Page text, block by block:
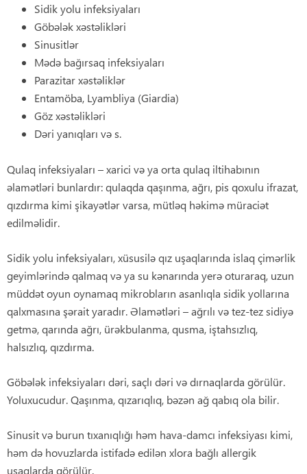
Sidik yolu infeksiyaları
Göbələk xəstəlikləri
Sinusitlər
Mədə bağırsaq infeksiyaları
Parazitar xəstəliklər
Entamöba, Lyambliya (Giardia)
Göz xəstəlikləri
Dəri yanıqları və s.
Qulaq infeksiyaları – xarici və ya orta qulaq iltihabının
əlamətləri bunlardır: qulaqda qaşınma, ağrı, pis qoxulu ifrazat,
qızdırma kimi şikayətlər varsa, mütləq həkimə müraciət
edilməlidir.
Sidik yolu infeksiyaları, xüsusilə qız uşaqlarında islaq çimərlik
geyimlərində qalmaq və ya su kənarında yerə oturaraq, uzun
müddət oyun oynamaq mikrobların asanlıqla sidik yollarına
qalxmasına şərait yaradır. Əlamətləri – ağrılı və tez-tez sidiyə
getmə, qarında ağrı, ürəkbulanma, qusma, iştahsızlıq,
halsızlıq, qızdırma.
Göbələk infeksiyaları dəri, saçlı dəri və dırnaqlarda görülür.
Yoluxucudur. Qaşınma, qızarıqlıq, bəzən ağ qabıq ola bilir.
Sinusit və burun tıxanıqlığı həm hava-damcı infeksiyası kimi,
həm də hovuzlarda istifadə edilən xlora bağlı allergik
uşaqlarda görülür.